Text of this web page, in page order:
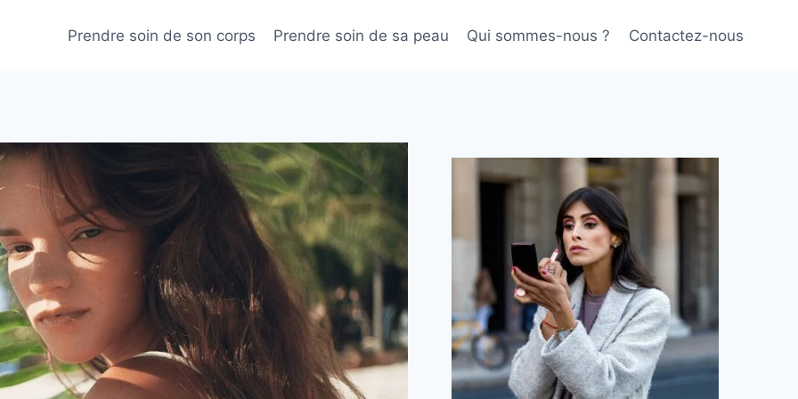
Prendre soin de son corps Prendre soin de sa peau Qui sommes-nous ? Contactez-nous